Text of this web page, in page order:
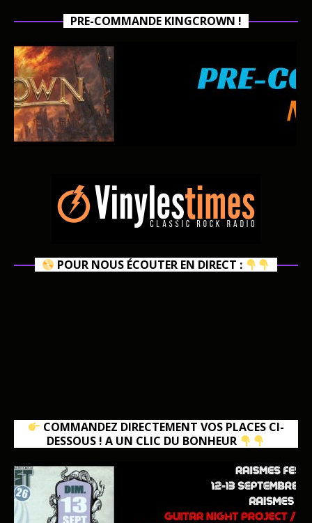
PRE-COMMANDE KINGCROWN !
POUR NOUS ÉCOUTER EN DIRECT :
COMMANDEZ DIRECTEMENT VOS PLACES CI-
DESSOUS ! A UN CLIC DU BONHEUR